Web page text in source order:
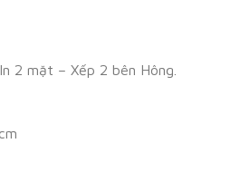
2 mặt – Xếp 2 bên Hông.